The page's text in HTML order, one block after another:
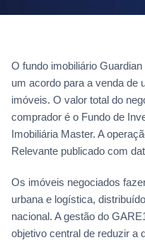
O fundo imobiliário
um acordo para a venda de
imóveis. O valor total do
comprador é o Fundo de
Imobiliária Master. A
Relevante publicado com
Os imóveis negociados
urbana e logística,
nacional. A gestão do
objetivo central de reduzir a